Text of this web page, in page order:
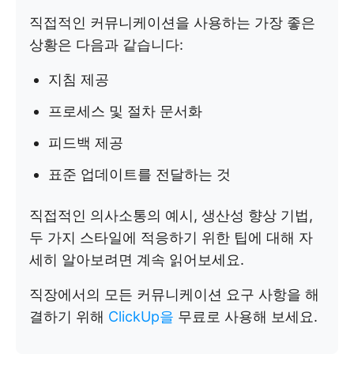
직접적인 커뮤니케이션을 사용하는 가장 좋은
상황은 다음과 같습니다:
지침 제공
프로세스 및 절차 문서화
피드백 제공
표준 업데이트를 전달하는 것
직접적인 의사소통의 예시, 생산성 향상 기법,
두 가지 스타일에 적응하기 위한 팁에 대해 자
세히 알아보려면 계속 읽어보세요.
직장에서의 모든 커뮤니케이션 요구 사항을 해
결하기 위해 ClickUp을 무료로 사용해 보세요.